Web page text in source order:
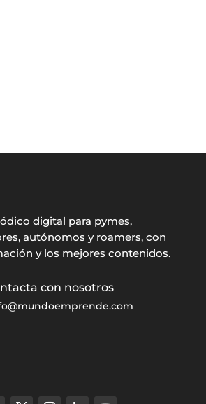
digital para pymes,
autónomos y roamers, con
y los mejores contenidos.